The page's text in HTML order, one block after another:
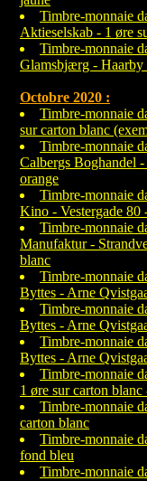
Timbre-monnaie
Aktieselskab - 1 øre
Timbre-monnaie
Glamsbjærg - Haarby
Octobre 2020 :
Timbre-monnaie
sur carton blanc
Timbre-monnaie
Calbergs Boghandel
orange
Timbre-monnaie
Kino - Vestergade 80
Timbre-monnaie
Manufaktur -
blanc
Timbre-monnaie
Byttes - Arne
Timbre-monnaie
Byttes - Arne
Timbre-monnaie
Byttes - Arne
Timbre-monnaie
1 øre sur carton
Timbre-monnaie
carton blanc
Timbre-monnaie
fond bleu
Timbre-monnaie